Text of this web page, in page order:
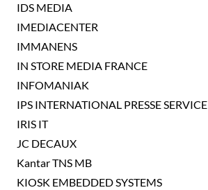
IDS MEDIA
IMEDIACENTER
IMMANENS
IN STORE MEDIA FRANCE
INFOMANIAK
IPS INTERNATIONAL PRESSE SERVICE
IRIS IT
JC DECAUX
Kantar TNS MB
KIOSK EMBEDDED SYSTEMS